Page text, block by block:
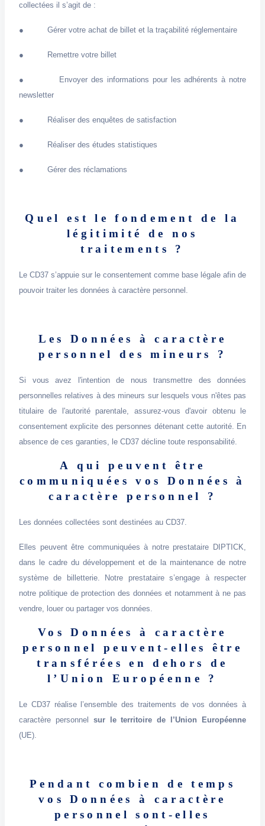
collectées il s’agit de :
● Gérer votre achat de billet et la traçabilité réglementaire
● Remettre votre billet
● Envoyer des informations pour les adhérents à notre
newsletter
● Réaliser des enquêtes de satisfaction
● Réaliser des études statistiques
● Gérer des réclamations
Quel est le fondement de la
légitimité de nos
traitements ?
Le CD37 s’appuie sur le consentement comme base légale afin de
pouvoir traiter les données à caractère personnel.
Les Données à caractère
personnel des mineurs ?
Si vous avez l'intention de nous transmettre des données
personnelles relatives à des mineurs sur lesquels vous n'êtes pas
titulaire de l'autorité parentale, assurez-vous d'avoir obtenu le
consentement explicite des personnes détenant cette autorité. En
absence de ces garanties, le CD37 décline toute responsabilité.
A qui peuvent être
communiquées vos Données à
caractère personnel ?
Les données collectées sont destinées au CD37.
Elles peuvent être communiquées à notre prestataire DIPTICK,
dans le cadre du développement et de la maintenance de notre
système de billetterie. Notre prestataire s’engage à respecter
notre politique de protection des données et notamment à ne pas
vendre, louer ou partager vos données.
Vos Données à caractère
personnel peuvent-elles être
transférées en dehors de
l’Union Européenne ?
Le CD37 réalise l’ensemble des traitements de vos données à
caractère personnel sur le territoire de l’Union Européenne
(UE).
Pendant combien de temps
vos Données à caractère
personnel sont-elles